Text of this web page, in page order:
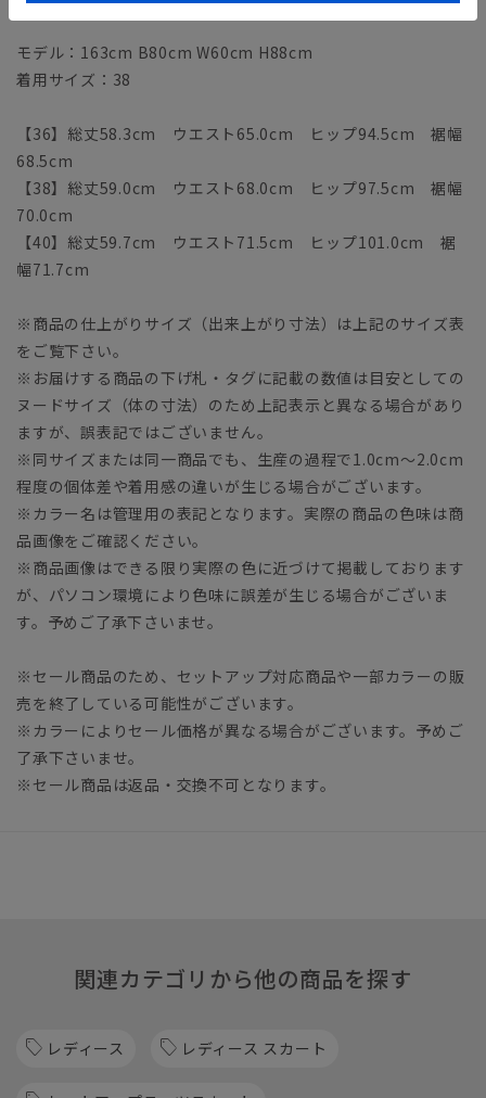
モデル：163cm B80cm W60cm H88cm
着用サイズ：38
【36】総丈58.3cm ウエスト65.0cm ヒップ94.5cm 裾幅
68.5cm
【38】総丈59.0cm ウエスト68.0cm ヒップ97.5cm 裾幅
70.0cm
【40】総丈59.7cm ウエスト71.5cm ヒップ101.0cm 裾
幅71.7cm
※商品の仕上がりサイズ（出来上がり寸法）は上記のサイズ表
をご覧下さい。
※お届けする商品の下げ札・タグに記載の数値は目安としての
ヌードサイズ（体の寸法）のため上記表示と異なる場合があり
ますが、誤表記ではございません。
※同サイズまたは同一商品でも、生産の過程で1.0cm～2.0cm
程度の個体差や着用感の違いが生じる場合がございます。
※カラー名は管理用の表記となります。実際の商品の色味は商
品画像をご確認ください。
※商品画像はできる限り実際の色に近づけて掲載しております
が、パソコン環境により色味に誤差が生じる場合がございま
す。予めご了承下さいませ。
※セール商品のため、セットアップ対応商品や一部カラーの販
売を終了している可能性がございます。
※カラーによりセール価格が異なる場合がございます。予めご
了承下さいませ。
※セール商品は返品・交換不可となります。
関連カテゴリから他の商品を探す
レディース レディース スカート